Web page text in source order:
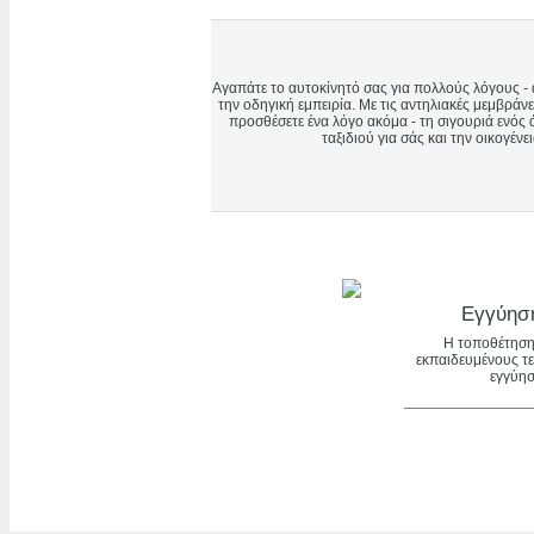
Αγαπάτε το αυτοκίνητό σας για πολλούς λόγους -
την οδηγική εμπειρία. Με τις αντηλιακές
προσθέσετε ένα λόγο ακόμα - τη σιγουριά ενός
ταξιδιού για σάς και την
Η
εκπαιδευμένους